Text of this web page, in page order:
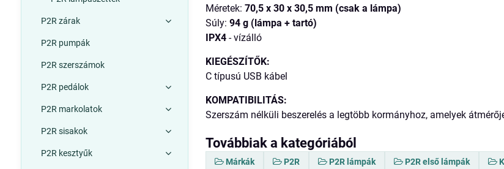
Méretek:70,5 x 30 x 30,5 mm (csak a lámpa)
Súly:94 g (lámpa + tartó)
IPX4 - vízálló
KIEGÉSZÍTŐK:
C típusú USB kábel
KOMPATIBILITÁS:
Szerszám nélküli beszerelés a legtöbb kormányhoz, amelyek
Továbbiak a kategóriából
Márkák P2R P2R lámpák P2R első lámpák
P2R zárak
P2R pumpák
P2R szerszámok
P2R pedálok
P2R markolatok
P2R sisakok
P2R kesztyűk